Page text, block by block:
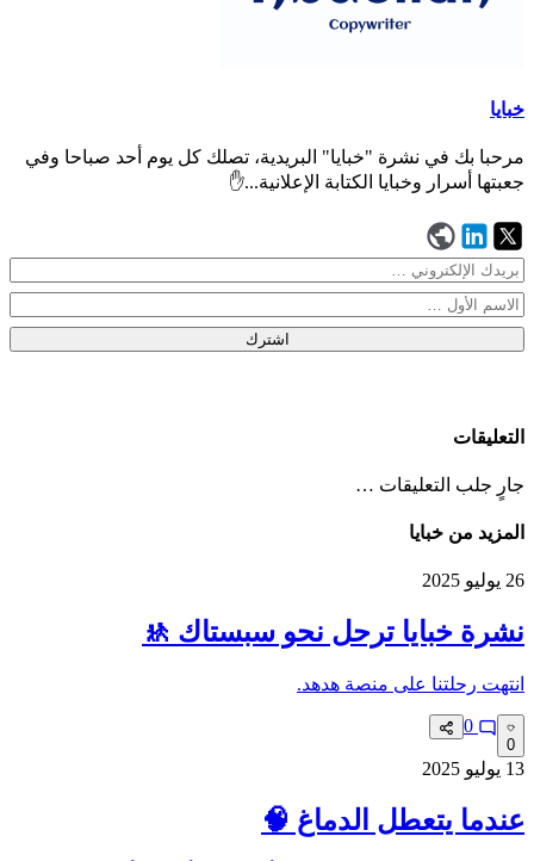
خبايا
مرحبا بك في نشرة "خبايا" البريدية، تصلك كل يوم أحد صباحا وفي
جعبتها أسرار وخبايا الكتابة الإعلانية...✋
اشترك
التعليقات
جارٍ جلب التعليقات …
المزيد من خبايا
26 يوليو 2025
نشرة خبايا ترحل نحو سبستاك 🚸
انتهت رحلتنا على منصة هدهد.
0
13 يوليو 2025
عندما يتعطل الدماغ 🧠